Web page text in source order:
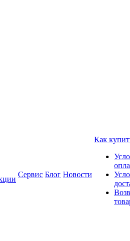
Сервис Блог Новости
Как